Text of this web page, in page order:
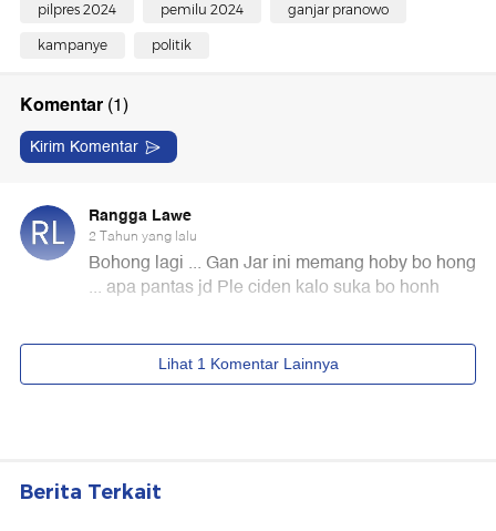
pilpres 2024 pemilu 2024 ganjar pranowo
kampanye politik
Berita Terkait